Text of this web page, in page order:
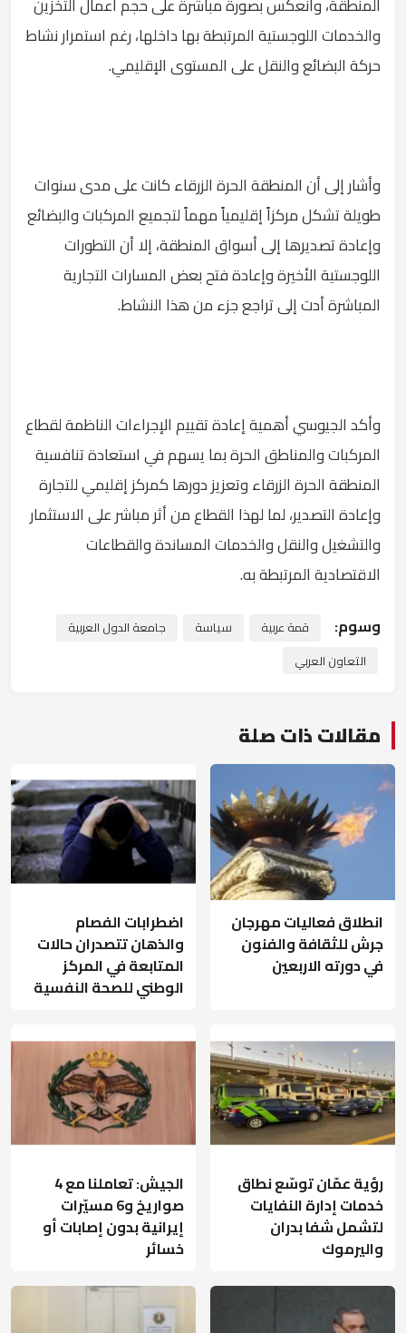
والخدمات اللوجستية المرتبطة بها داخلها، رغم استمرار نشاط
حركة البضائع والنقل على المستوى الإقليمي.
وأشار إلى أن المنطقة الحرة الزرقاء كانت على مدى سنوات
طويلة تشكل مركزاً إقليمياً مهماً لتجميع المركبات والبضائع
وإعادة تصديرها إلى أسواق المنطقة، إلا أن التطورات
اللوجستية الأخيرة وإعادة فتح بعض المسارات التجارية
المباشرة أدت إلى تراجع جزء من هذا النشاط.
وأكد الجيوسي أهمية إعادة تقييم الإجراءات الناظمة لقطاع
المركبات والمناطق الحرة بما يسهم في استعادة تنافسية
المنطقة الحرة الزرقاء وتعزيز دورها كمركز إقليمي للتجارة
وإعادة التصدير، لما لهذا القطاع من أثر مباشر على الاستثمار
والتشغيل والنقل والخدمات المساندة والقطاعات
الاقتصادية المرتبطة به.
وسوم: قمة عربية سياسة
جامعة الدول العربية
التعاون العربي
مقالات ذات صلة
انطلاق فعاليات مهرجان
جرش للثقافة والفنون
في دورته الاربعين
اضطرابات الفصام
والذهان تتصدران حالات
المتابعة في المركز
الوطني للصحة النفسية
رؤية عمّان توسّع نطاق
خدمات إدارة النفايات
لتشمل شفا بدران
واليرموك
الجيش: تعاملنا مع 4
صواريخ و6 مسيّرات
إيرانية بدون إصابات أو
خسائر